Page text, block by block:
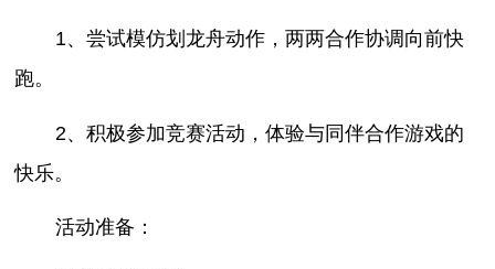
1、尝试模仿划龙舟动作，两两合作协调向前快
跑。
2、积极参加竞赛活动，体验与同伴合作游戏的
快乐。
活动准备：